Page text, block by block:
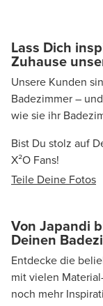
Lass Dich
Zuhause
Unsere Kunden
Badezimmer –
wie sie ihr
Bist Du stolz auf
X²O Fans!
Teile Deine Fotos
Von Japandi
Deinen
Entdecke die
mit vielen
noch mehr